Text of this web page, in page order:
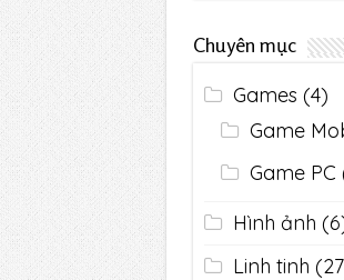
Chuyên mục
Games (4)
Game
Game PC
Hình ảnh
Linh tinh